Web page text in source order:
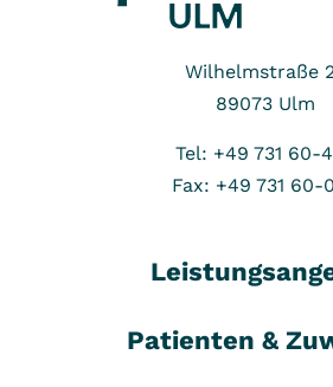
Wilhelmstraße
89073 Ulm
Tel: +49 731 60-
Fax: +49 731 60-
Patienten &